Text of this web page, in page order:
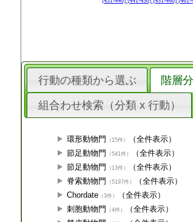
行動の種類から選ぶ 階層
組合わせ検索（分類 x 行動）
環形動物門 （15件）
（全件表示）
節足動物門
（541件）
（全件表示）
節足動物門
（13件）
（全件表示）
脊索動物門
（5197件）
（全件表示）
Chordate （3件）
（全件表示）
刺胞動物門
（4件）
（全件表示）